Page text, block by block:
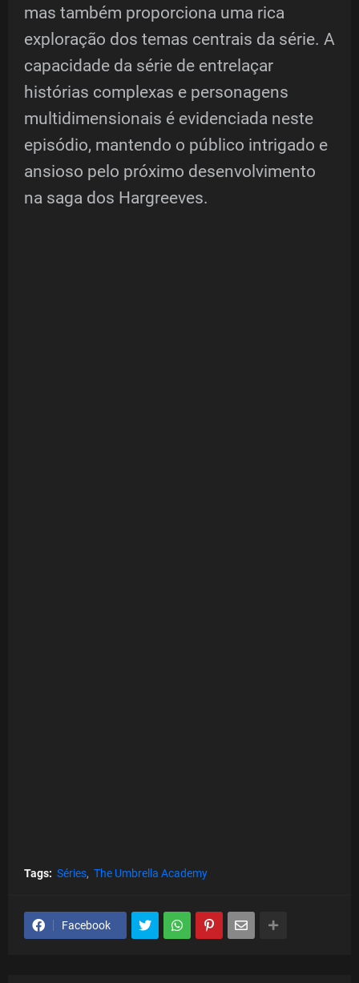
mas também proporciona uma rica
exploração dos temas centrais da série. A
capacidade da série de entrelaçar
histórias complexas e personagens
multidimensionais é evidenciada neste
episódio, mantendo o público intrigado e
ansioso pelo próximo desenvolvimento
na saga dos Hargreeves.
Tags: Séries The Umbrella Academy
Facebook